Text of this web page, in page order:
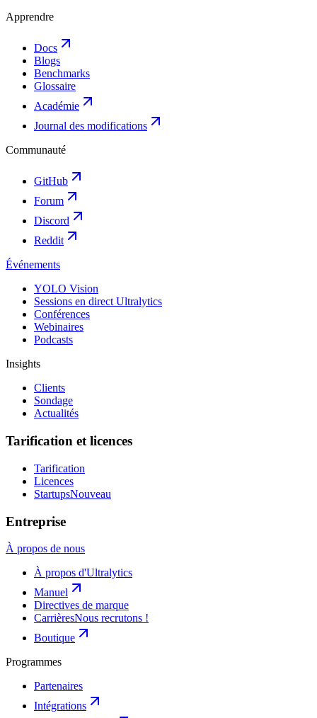
Apprendre
Docs
Blogs
Benchmarks
Glossaire
Académie
Journal des modifications
Communauté
GitHub
Forum
Discord
Reddit
Événements
YOLO Vision
Sessions en direct Ultralytics
Conférences
Webinaires
Podcasts
Insights
Clients
Sondage
Actualités
Tarification et licences
Tarification
Licences
StartupsNouveau
Entreprise
À propos de nous
À propos d'Ultralytics
Manuel
Directives de marque
CarrièresNous recrutons !
Boutique
Programmes
Partenaires
Intégrations